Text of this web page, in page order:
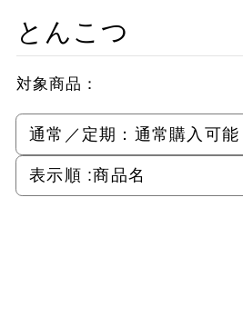
とんこつ
対象商品：
通常／定期： 通常購入可能
表示順 :商品名